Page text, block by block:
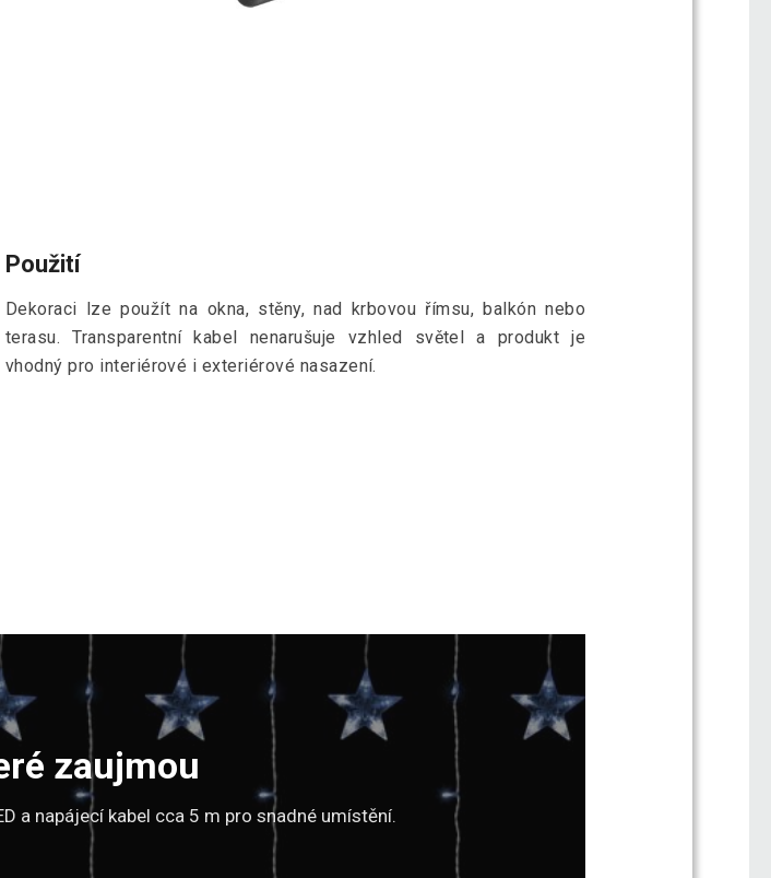
Použití
Dekoraci lze použít na okna, stěny, nad krbovou římsu, balkón nebo
terasu. Transparentní kabel nenarušuje vzhled světel a produkt je
vhodný pro interiérové i exteriérové nasazení.
zaujmou
a napájecí kabel cca 5 m pro snadné umístění.